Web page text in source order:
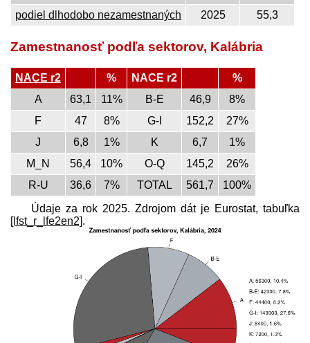
podiel dlhodobo nezamestnaných
2025 55,3
Zamestnanosť podľa sektorov, Kalábria
NACE r2 % NACE r2
%
A
63,1 11% B-E 46,9
8%
F
47 8% G-I 152,2
27%
J
6,8 1% K 6,7
1%
M_N
56,4 10% O-Q 145,2
26%
R-U
36,6 7% TOTAL 561,7
100%
Údaje za rok 2025. Zdrojom dát je Eurostat, tabuľka
[lfst_r_lfe2en2].